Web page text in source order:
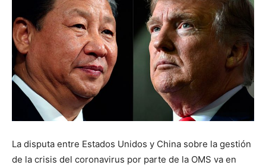
La disputa entre Estados Unidos y China sobre la gestión
de la crisis del coronavirus por parte de la OMS va en